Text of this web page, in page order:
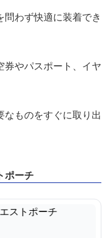
わず快適に装着でき
やパスポート、イヤ
ものをすぐに取り出
ポーチ